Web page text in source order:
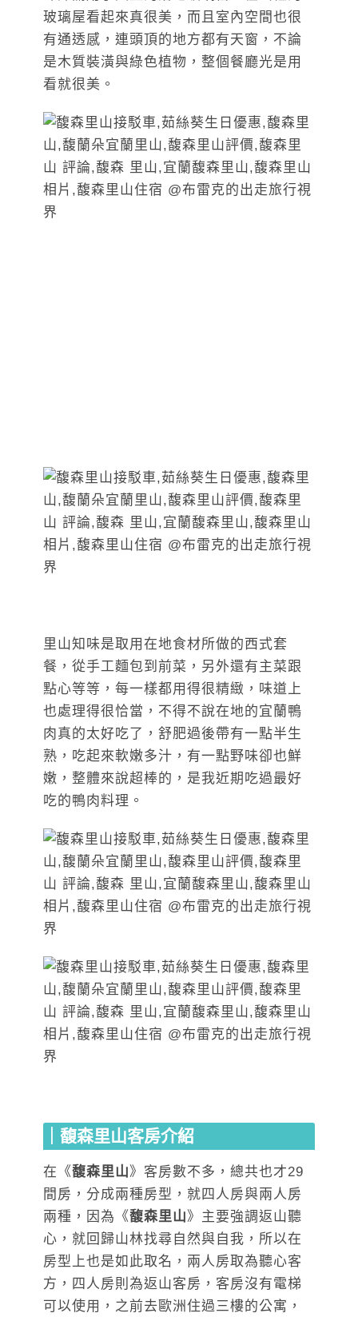
玻璃屋看起來真很美，而且室內空間也很
有通透感，連頭頂的地方都有天窗，不論
是木質裝潢與綠色植物，整個餐廳光是用
看就很美。
里山知味是取用在地食材所做的西式套
餐，從手工麵包到前菜，另外還有主菜跟
點心等等，每一樣都用得很精緻，味道上
也處理得很恰當，不得不說在地的宜蘭鴨
肉真的太好吃了，舒肥過後帶有一點半生
熟，吃起來軟嫩多汁，有一點野味卻也鮮
嫩，整體來說超棒的，是我近期吃過最好
吃的鴨肉料理。
｜馥森里山客房介紹
在《馥森里山》客房數不多，總共也才29
間房，分成兩種房型，就四人房與兩人房
兩種，因為《馥森里山》主要強調返山聽
心，就回歸山林找尋自然與自我，所以在
房型上也是如此取名，兩人房取為聽心客
方，四人房則為返山客房，客房沒有電梯
可以使用，之前去歐洲住過三樓的公寓，